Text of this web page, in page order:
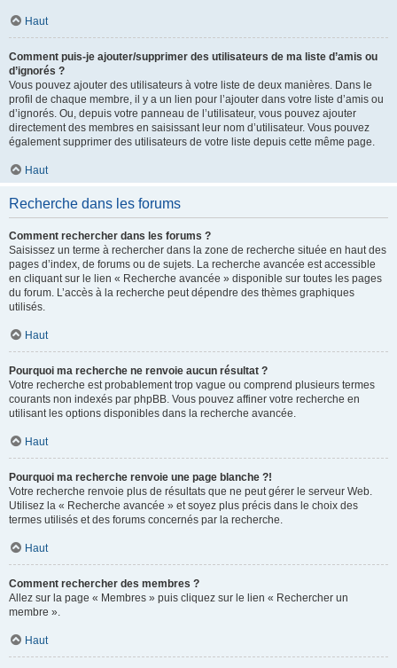
Haut
Comment puis-je ajouter/supprimer des utilisateurs de ma liste d’amis ou
d’ignorés ?
Vous pouvez ajouter des utilisateurs à votre liste de deux manières. Dans le
profil de chaque membre, il y a un lien pour l’ajouter dans votre liste d’amis ou
d’ignorés. Ou, depuis votre panneau de l’utilisateur, vous pouvez ajouter
directement des membres en saisissant leur nom d’utilisateur. Vous pouvez
également supprimer des utilisateurs de votre liste depuis cette même page.
Haut
Recherche dans les forums
Comment rechercher dans les forums ?
Saisissez un terme à rechercher dans la zone de recherche située en haut des
pages d’index, de forums ou de sujets. La recherche avancée est accessible
en cliquant sur le lien « Recherche avancée » disponible sur toutes les pages
du forum. L’accès à la recherche peut dépendre des thèmes graphiques
utilisés.
Haut
Pourquoi ma recherche ne renvoie aucun résultat ?
Votre recherche est probablement trop vague ou comprend plusieurs termes
courants non indexés par phpBB. Vous pouvez affiner votre recherche en
utilisant les options disponibles dans la recherche avancée.
Haut
Pourquoi ma recherche renvoie une page blanche ?!
Votre recherche renvoie plus de résultats que ne peut gérer le serveur Web.
Utilisez la « Recherche avancée » et soyez plus précis dans le choix des
termes utilisés et des forums concernés par la recherche.
Haut
Comment rechercher des membres ?
Allez sur la page « Membres » puis cliquez sur le lien « Rechercher un
membre ».
Haut